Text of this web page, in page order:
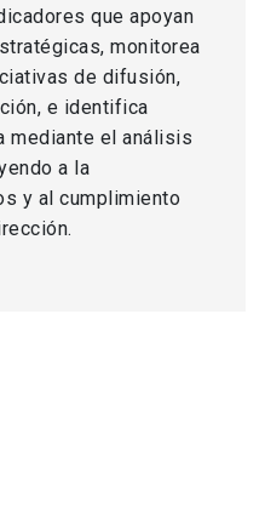
que apoyan
monitorea
de difusión,
e identifica
mediante el análisis
a la
y al cumplimiento